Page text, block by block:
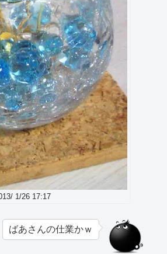
1/26 17:17
ばあさんの仕業かｗ